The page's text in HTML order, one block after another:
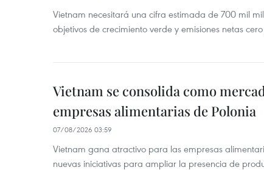
Vietnam necesitará una cifra estimada de 700 mil
objetivos de crecimiento verde y emisiones netas
Vietnam se consolida como
empresas alimentarias de Polonia
07/08/2026 03:59
Vietnam gana atractivo para las empresas
nuevas iniciativas para ampliar la presencia de